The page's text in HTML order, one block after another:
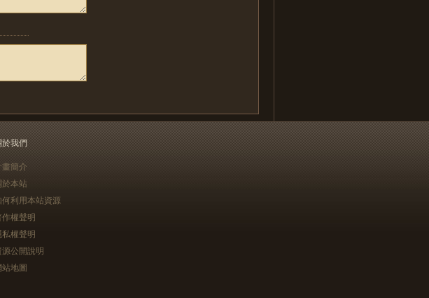
於我們
畫簡介
於本站
何利用本站資源
作權聲明
私權聲明
源公開說明
站地圖